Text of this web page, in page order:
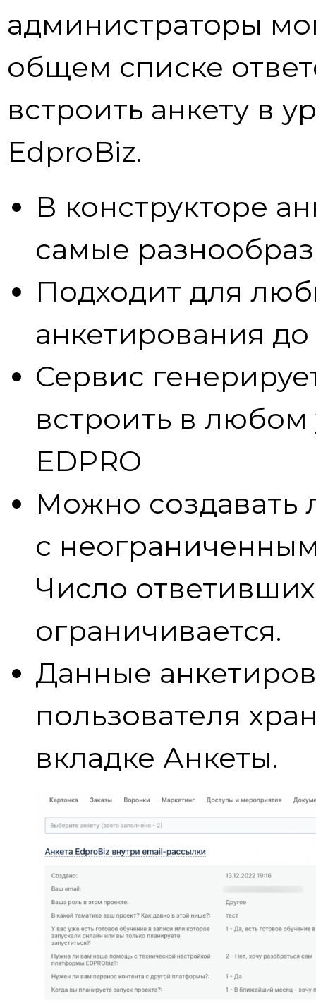
администраторы
общем списке
встроить анкету в
EdproBiz.
В конструкторе
самые
Подходит для
анкетирования
Сервис
встроить в
EDPRO
Можно создавать
с
Число
ограничивается.
Данные
пользователя
вкладке Анкеты.